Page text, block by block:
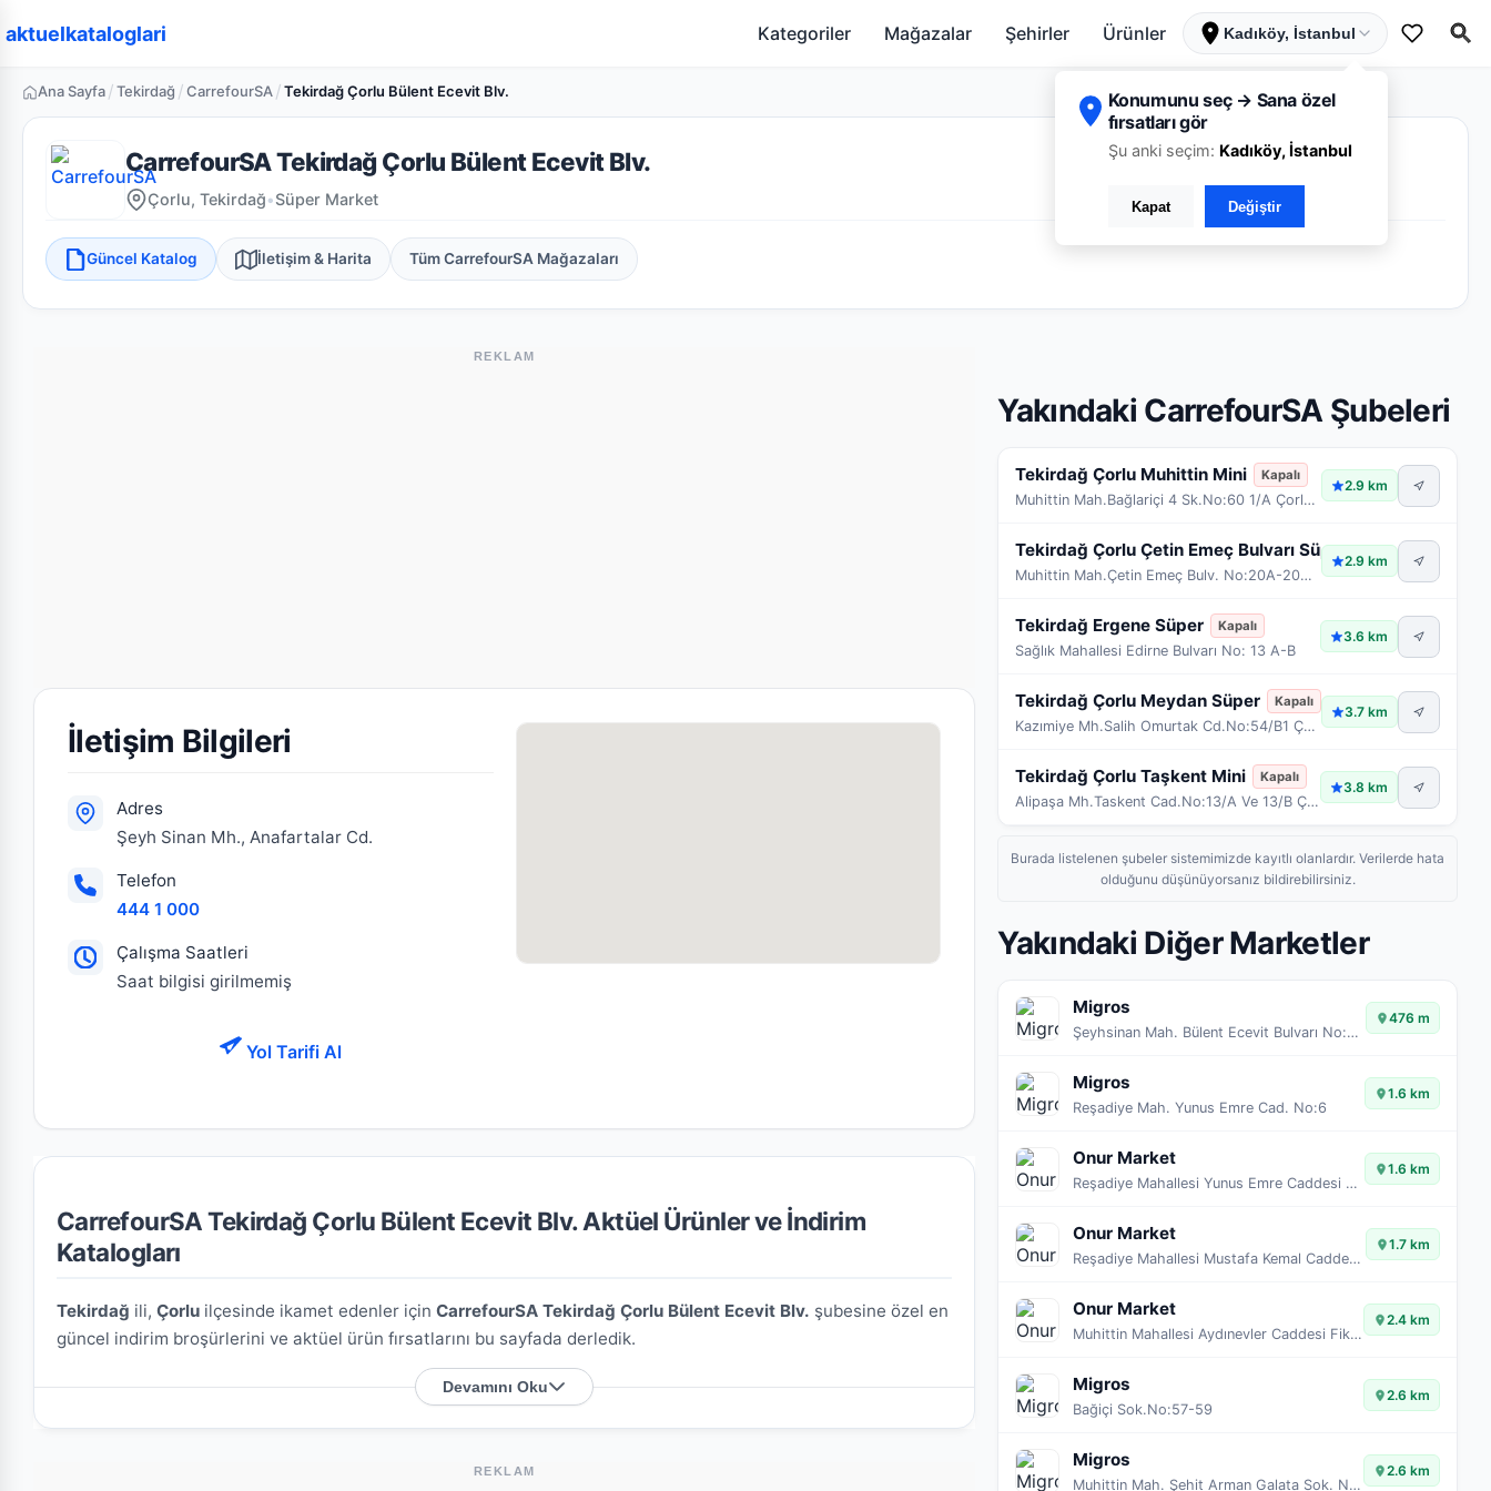
aktuelkataloglari Kategoriler Mağazalar Şehirler Ürünler Kadıköy, İstanbul
Konumunu seç → Sana özel
fırsatları gör
Şu anki seçim: Kadıköy, İstanbul
Kapat Değiştir
Ana Sayfa/Tekirdağ /CarrefourSA/Tekirdağ Çorlu Bülent Ecevit Blv.
CarrefourSA Tekirdağ Çorlu Bülent Ecevit Blv.
Çorlu, Tekirdağ•Süper Market
Güncel Katalog İletişim & Harita Tüm CarrefourSA Mağazaları
REKLAM
İletişim Bilgileri
Adres
Şeyh Sinan Mh., Anafartalar Cd.
Telefon
444 1 000
Çalışma Saatleri
Saat bilgisi girilmemiş
Yol Tarifi Al
CarrefourSA Tekirdağ Çorlu Bülent Ecevit Blv. Aktüel Ürünler ve İndirim
Katalogları
Tekirdağ ili, Çorlu ilçesinde ikamet edenler için CarrefourSA Tekirdağ Çorlu Bülent Ecevit Blv. şubesine özel en
güncel indirim broşürlerini ve aktüel ürün fırsatlarını bu sayfada derledik.
CarrefourSA Tekirdağ Çorlu Bülent Ecevit Blv. Nerede?
Mağazamızın açık adresi şöyledir:Şeyh Sinan Mh., Anafartalar Cd.. Harita üzerindeki konumu kullanarak
Devamını Oku
REKLAM
Yakındaki CarrefourSA Şubeleri
Tekirdağ Çorlu Muhittin Mini Kapalı
Muhittin Mah.Bağlariçi 4 Sk.No:60 1/A Çorlu/Tekird
2.9 km
Tekirdağ Çorlu Çetin Emeç Bulvarı Süper Kapalı
Muhittin Mah.Çetin Emeç Bulv. No:20A-20B-20C-20D-2
2.9 km
Tekirdağ Ergene Süper Kapalı
Sağlık Mahallesi Edirne Bulvarı No: 13 A-B
3.6 km
Tekirdağ Çorlu Meydan Süper Kapalı
Kazımiye Mh.Salih Omurtak Cd.No:54/B1 Çorlu/Tekird
3.7 km
Tekirdağ Çorlu Taşkent Mini Kapalı
Alipaşa Mh.Taskent Cad.No:13/A Ve 13/B Çorlu/Tekir
3.8 km
Burada listelenen şubeler sistemimizde kayıtlı olanlardır. Verilerde hata
olduğunu düşünüyorsanız bildirebilirsiniz.
Yakındaki Diğer Marketler
Migros
Şeyhsinan Mah. Bülent Ecevit Bulvarı No:272/A
476 m
Migros
Reşadiye Mah. Yunus Emre Cad. No:6
1.6 km
Onur Market
Reşadiye Mahallesi Yunus Emre Caddesi Yunus Emre 7. Sokak No:2
1.6 km
Onur Market
Reşadiye Mahallesi Mustafa Kemal Caddesi Yunus Emre 7. Sokak No:10
1.7 km
Onur Market
Muhittin Mahallesi Aydınevler Caddesi Fikir Sokak No:33
2.4 km
Migros
Bağiçi Sok.No:57-59
2.6 km
Migros
Muhittin Mah. Şehit Arman Galata Sok. No:23-29A
2.6 km